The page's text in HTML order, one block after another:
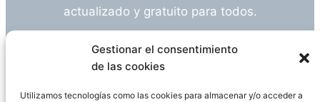
Gestionar el consentimiento
de las cookies
Utilizamos tecnologías como las cookies para almacenar y/o acceder a
actualizado y gratuito para todos.
¿Tienes alguna duda o sugerencia? Escríbeme
info@empleosanitarioinvestigacion.es